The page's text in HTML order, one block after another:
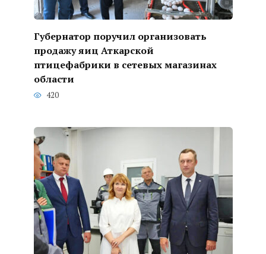
Губернатор поручил организовать
продажу яиц Аткарской
птицефабрики в сетевых магазинах
области
420